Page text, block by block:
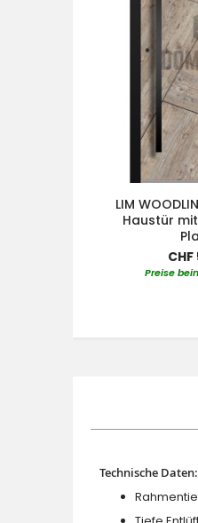
LIM
Haustür
Preise